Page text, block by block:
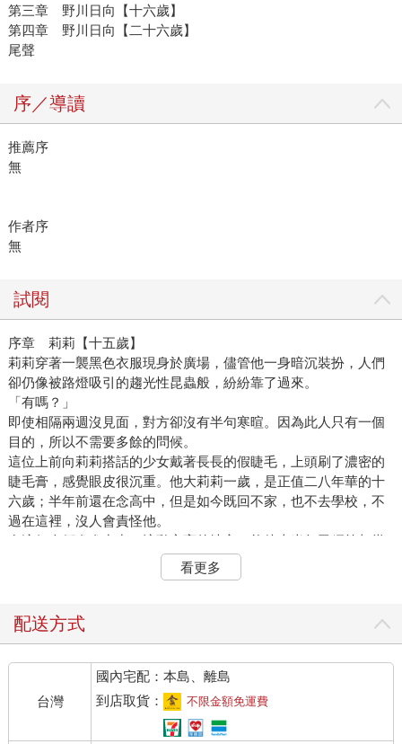
第三章 野川日向【十六歲】
第四章 野川日向【二十六歲】
尾聲
序／導讀
推薦序
無
作者序
無
試閱
序章 莉莉【十五歲】
莉莉穿著一襲黑色衣服現身於廣場，儘管他一身暗沉裝扮，人們
卻仍像被路燈吸引的趨光性昆蟲般，紛紛靠了過來。
「有嗎？」
即使相隔兩週沒見面，對方卻沒有半句寒暄。因為此人只有一個
目的，所以不需要多餘的問候。
這位上前向莉莉搭話的少女戴著長長的假睫毛，上頭刷了濃密的
睫毛膏，感覺眼皮很沉重。他大莉莉一歲，是正值二八年華的十
六歲；半年前還在念高中，但是如今既回不家，也不去學校，不
過在這裡，沒人會責怪他。
在這個人們進進出出，流動率高的地方，能待上半年已經算相當
久了。莉莉知道這一點，而且他也沒資格說人家。不過，至少莉
莉會回家。這是因為他曾一度在氣候宜人的季節，在外頭過夜，
是自家床舖較能熟睡。從此之後，他便不再夜宿街頭。
「咦，為什麼？」
「你還問我為什麼……」
莉莉聽人轉述才知道少女曾經住院，當然也知道他住院的原因。
「原來你知道啊。」
看更多
配送方式
台灣
國內宅配：本島、離島
到店取貨：
不限金額免運費